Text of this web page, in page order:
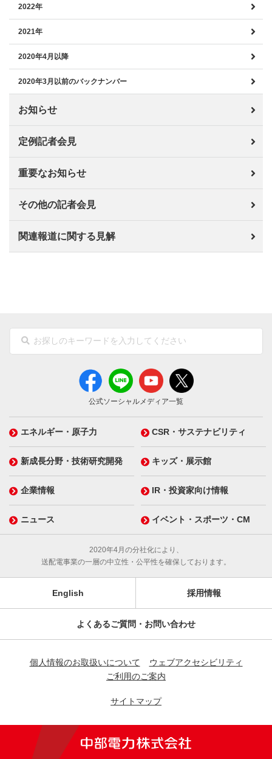
2022年
2021年
2020年4月以降
2020年3月以前のバックナンバー
お知らせ
定例記者会見
重要なお知らせ
その他の記者会見
関連報道に関する見解
公式ソーシャルメディア一覧
エネルギー・原子力 CSR・サステナビリティ
新成長分野・技術研究開発 キッズ・展示館
企業情報 IR・投資家向け情報
ニュース イベント・スポーツ・CM
2020年4月の分社化により、
送配電事業の一層の中立性・公平性を確保しております。
English 採用情報
よくあるご質問・お問い合わせ
個人情報のお取扱いについて
ウェブアクセシビリティ
ご利用のご案内
サイトマップ